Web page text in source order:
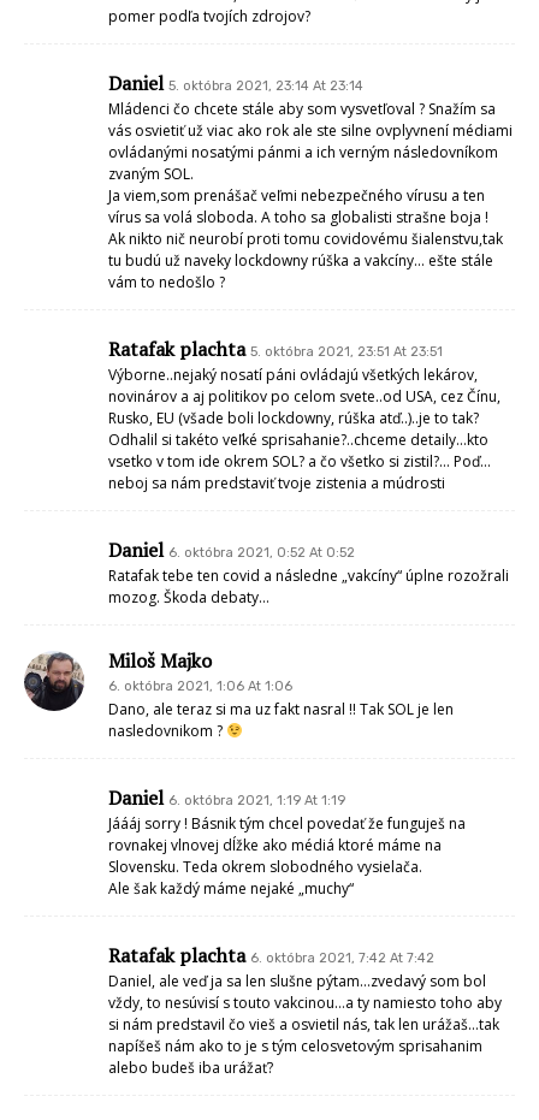
pomer podľa tvojích zdrojov?
Daniel 5. októbra 2021, 23:14 At 23:14
Mládenci čo chcete stále aby som vysvetľoval ? Snažím sa
vás osvietiť už viac ako rok ale ste silne ovplyvnení médiami
ovládanými nosatými pánmi a ich verným následovníkom
zvaným SOL.
Ja viem,som prenášač veľmi nebezpečného vírusu a ten
vírus sa volá sloboda. A toho sa globalisti strašne boja !
Ak nikto nič neurobí proti tomu covidovému šialenstvu,tak
tu budú už naveky lockdowny rúška a vakcíny… ešte stále
vám to nedošlo ?
Ratafak plachta 5. októbra 2021, 23:51 At 23:51
Výborne..nejaký nosatí páni ovládajú všetkých lekárov,
novinárov a aj politikov po celom svete..od USA, cez Čínu,
Rusko, EU (všade boli lockdowny, rúška atď..)..je to tak?
Odhalil si takéto veľké sprisahanie?..chceme detaily…kto
vsetko v tom ide okrem SOL? a čo všetko si zistil?… Poď…
neboj sa nám predstaviť tvoje zistenia a múdrosti
Daniel 6. októbra 2021, 0:52 At 0:52
Ratafak tebe ten covid a následne „vakcíny“ úplne rozožrali
mozog. Škoda debaty…
Miloš Majko
6. októbra 2021, 1:06 At 1:06
Dano, ale teraz si ma uz fakt nasral !! Tak SOL je len
nasledovnikom ?
Daniel 6. októbra 2021, 1:19 At 1:19
Jáááj sorry ! Básnik tým chcel povedať že funguješ na
rovnakej vlnovej dĺžke ako médiá ktoré máme na
Slovensku. Teda okrem slobodného vysielača.
Ale šak každý máme nejaké „muchy“
Ratafak plachta 6. októbra 2021, 7:42 At 7:42
Daniel, ale veď ja sa len slušne pýtam…zvedavý som bol
vždy, to nesúvisí s touto vakcinou…a ty namiesto toho aby
si nám predstavil čo vieš a osvietil nás, tak len urážaš…tak
napíšeš nám ako to je s tým celosvetovým sprisahanim
alebo budeš iba urážať?